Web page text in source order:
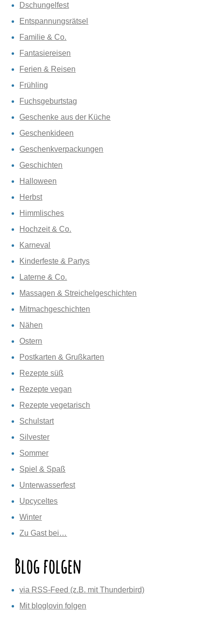
Dschungelfest
Entspannungsrätsel
Familie & Co.
Fantasiereisen
Ferien & Reisen
Frühling
Fuchsgeburtstag
Geschenke aus der Küche
Geschenkideen
Geschenkverpackungen
Geschichten
Halloween
Herbst
Himmlisches
Hochzeit & Co.
Karneval
Kinderfeste & Partys
Laterne & Co.
Massagen & Streichelgeschichten
Mitmachgeschichten
Nähen
Ostern
Postkarten & Grußkarten
Rezepte süß
Rezepte vegan
Rezepte vegetarisch
Schulstart
Silvester
Sommer
Spiel & Spaß
Unterwasserfest
Upcyceltes
Winter
Zu Gast bei…
Blog folgen
via RSS-Feed (z.B. mit Thunderbird)
Mit bloglovin folgen